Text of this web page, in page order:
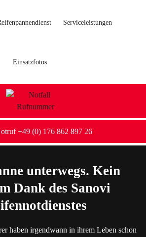
Serviceleistungen
Einsatzfotos
+49 (0) 176 862 897 26
unterwegs. Kein
Dank des Sanovi
haben irgendwann in ihrem Leben schon